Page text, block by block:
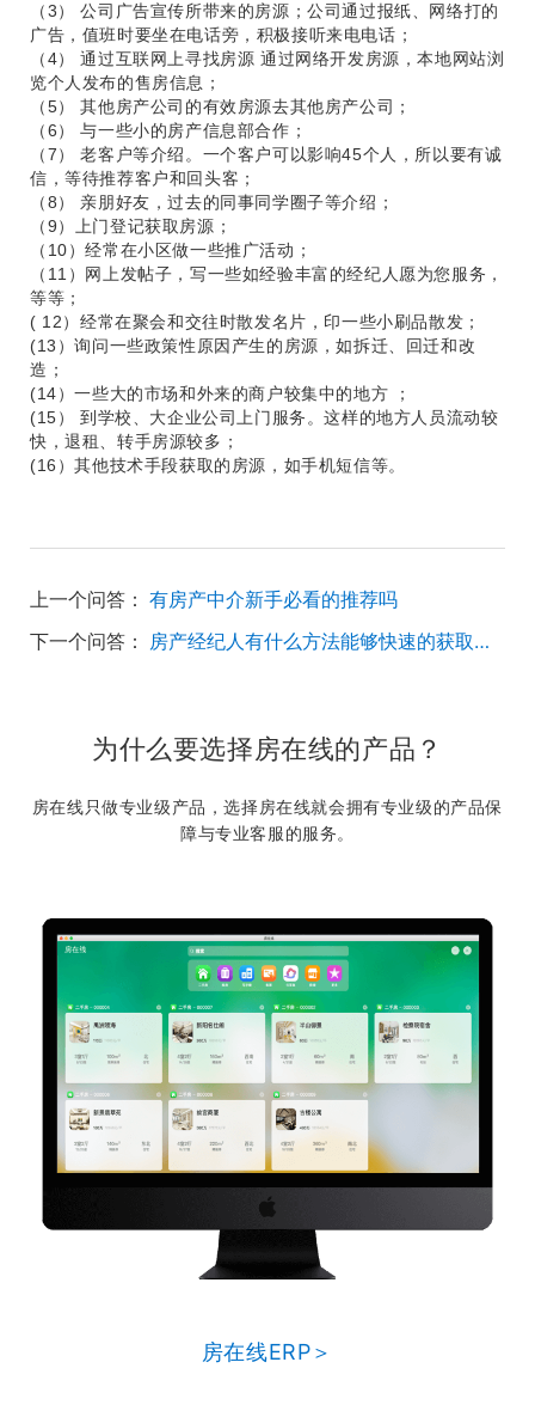
（3） 公司广告宣传所带来的房源；公司通过报纸、网络打的
广告，值班时要坐在电话旁，积极接听来电电话；
（4） 通过互联网上寻找房源 通过网络开发房源，本地网站浏
览个人发布的售房信息；
（5） 其他房产公司的有效房源去其他房产公司；
（6） 与一些小的房产信息部合作；
（7） 老客户等介绍。一个客户可以影响45个人，所以要有诚
信，等待推荐客户和回头客；
（8） 亲朋好友，过去的同事同学圈子等介绍；
（9）上门登记获取房源；
（10）经常在小区做一些推广活动；
（11）网上发帖子，写一些如经验丰富的经纪人愿为您服务，
等等；
( 12）经常在聚会和交往时散发名片，印一些小刷品散发；
(13）询问一些政策性原因产生的房源，如拆迁、回迁和改
造；
(14）一些大的市场和外来的商户较集中的地方 ；
(15） 到学校、大企业公司上门服务。这样的地方人员流动较
快，退租、转手房源较多；
(16）其他技术手段获取的房源，如手机短信等。
上一个问答： 有房产中介新手必看的推荐吗
下一个问答：
房产经纪人有什么方法能够快速的获取真实的房源？
为什么要选择房在线的产品？
房在线只做专业级产品，选择房在线就会拥有专业级的产品保
障与专业客服的服务。
房在线ERP＞